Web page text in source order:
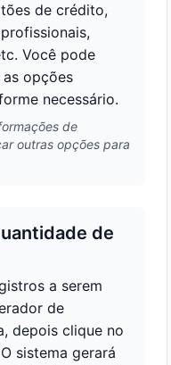
de crédito,
Você pode
opções
necessário.
de
outras opções para
de
a serem
de
depois clique no
sistema gerará